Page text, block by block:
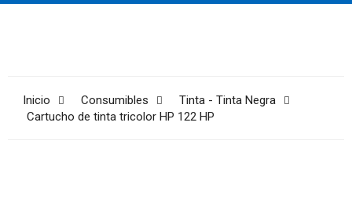
Inicio Consumibles
Tinta - Tinta Negra
Cartucho de tinta tricolor HP 122 HP